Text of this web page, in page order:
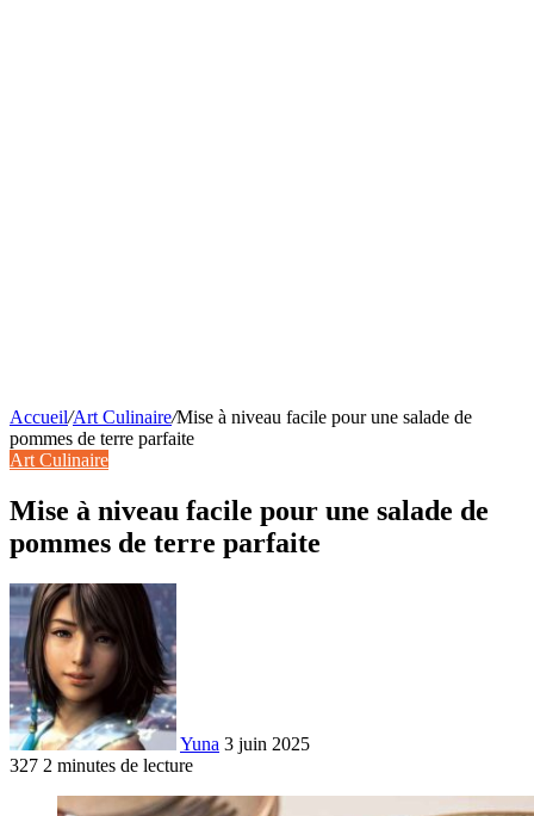
Accueil/Art Culinaire/Mise à niveau facile pour une salade de
pommes de terre parfaite
Art Culinaire
Mise à niveau facile pour une salade de
pommes de terre parfaite
Yuna 3 juin 2025
327 2 minutes de lecture